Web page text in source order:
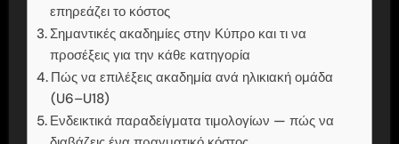
επηρεάζει το κόστος
Σημαντικές ακαδημίες στην Κύπρο και τι να
προσέξεις για την κάθε κατηγορία
Πώς να επιλέξεις ακαδημία ανά ηλικιακή ομάδα
(U6–U18)
Ενδεικτικά παραδείγματα τιμολογίων — πώς να